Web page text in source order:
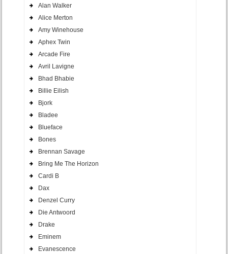
Alan Walker
Alice Merton
Amy Winehouse
Aphex Twin
Arcade Fire
Avril Lavigne
Bhad Bhabie
Billie Eilish
Bjork
Bladee
Blueface
Bones
Brennan Savage
Bring Me The Horizon
Cardi B
Dax
Denzel Curry
Die Antwoord
Drake
Eminem
Evanescence